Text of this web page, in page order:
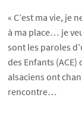
« C’est ma vie, je
à ma place… je
sont les paroles
des Enfants
alsaciens ont
rencontre…